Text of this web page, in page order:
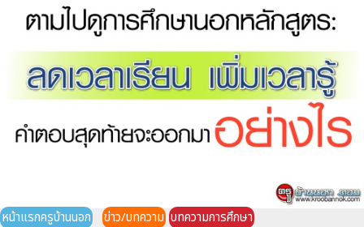
หน้าแรกครูบ้านนอก ข่าว/บทความ บทความการศึกษา